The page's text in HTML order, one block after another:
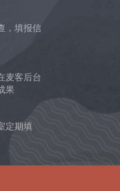
，填报信
麦客后台
果
定期填